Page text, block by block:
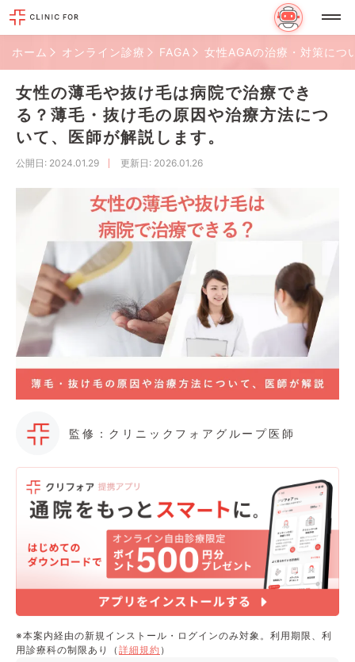
ホーム オンライン診療 FAGA 女性AGAの治療・対策につ
女性の薄毛や抜け毛は病院で治療でき
る？薄毛・抜け毛の原因や治療方法につ
いて、医師が解説します。
公開日 : 2024.01.29 更新日 : 2026.01.26
監修：クリニックフォアグループ医師
※本案内経由の新規インストール・ログインのみ対象。利用期限、利
用診療科の制限あり（ 詳細規約 ）